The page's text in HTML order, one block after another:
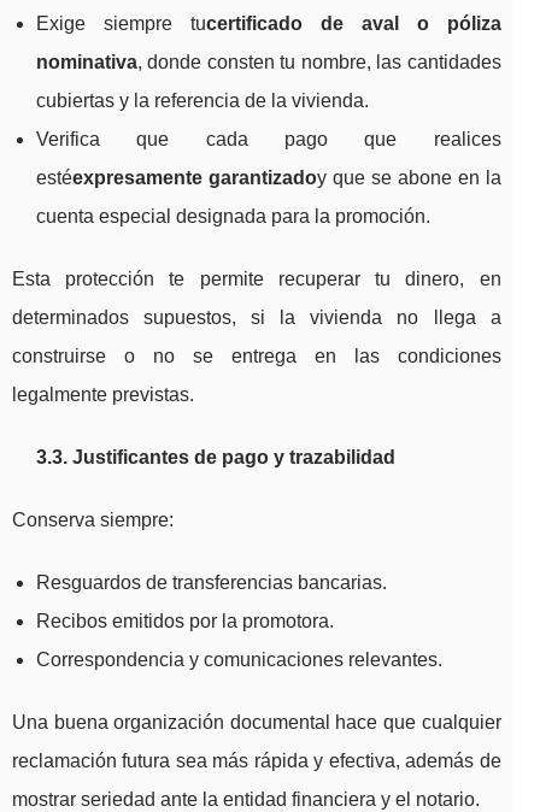
Exige siempre tucertificado de aval o póliza
nominativa, donde consten tu nombre, las cantidades
cubiertas y la referencia de la vivienda.
Verifica que cada pago que realices
estéexpresamente garantizadoy que se abone en la
cuenta especial designada para la promoción.
Esta protección te permite recuperar tu dinero, en
determinados supuestos, si la vivienda no llega a
construirse o no se entrega en las condiciones
legalmente previstas.
3.3. Justificantes de pago y trazabilidad
Conserva siempre:
Resguardos de transferencias bancarias.
Recibos emitidos por la promotora.
Correspondencia y comunicaciones relevantes.
Una buena organización documental hace que cualquier
reclamación futura sea más rápida y efectiva, además de
mostrar seriedad ante la entidad financiera y el notario.